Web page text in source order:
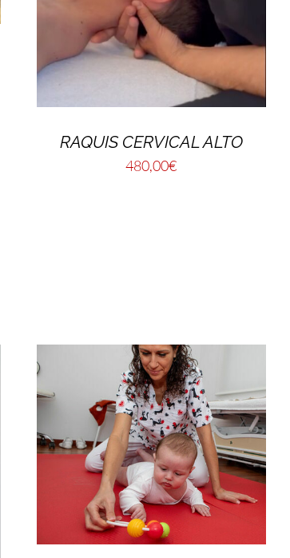
RAQUIS CERVICAL ALTO
480,00€